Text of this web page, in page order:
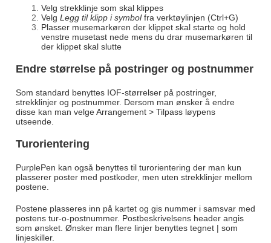
Velg strekklinje som skal klippes
Velg Legg til klipp i symbolfra verktøylinjen (Ctrl+G)
Plasser musemarkøren der klippet skal starte og hold
venstre musetast nede mens du drar musemarkøren til
der klippet skal slutte
Endre størrelse på postringer og postnummer
Som standard benyttes IOF-størrelser på postringer,
strekklinjer og postnummer. Dersom man ønsker å endre
disse kan man velge Arrangement > Tilpass løypens
utseende.
Turorientering
PurplePen kan også benyttes til turorientering der man kun
plasserer poster med postkoder, men uten strekklinjer mellom
postene.
Postene plasseres inn på kartet og gis nummer i samsvar med
postens tur-o-postnummer. Postbeskrivelsens header angis
som ønsket. Ønsker man flere linjer benyttes tegnet | som
linjeskiller.